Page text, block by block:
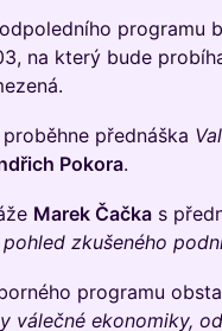
programu
na který bude
přednáška
Pokora.
Marek Čačka s
zkušeného
programu
válečné ekonomiky,